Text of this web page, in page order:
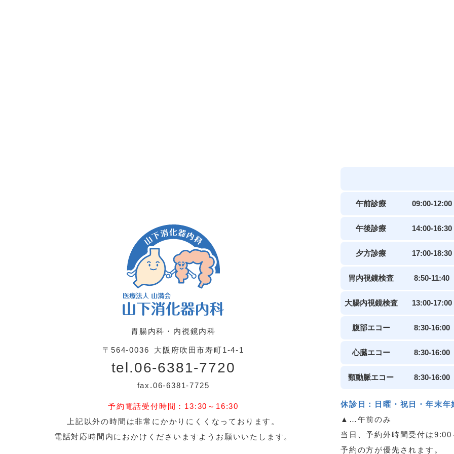
胃腸内科・内視鏡内科
〒564-0036 大阪府吹田市寿町1-4-1
tel.06-6381-7720
fax.06-6381-7725
予約電話受付時間：13:30～16:30
上記以外の時間は非常にかかりにくくなっております。
電話対応時間内におかけくださいますようお願いいたします。
午前診療 09:00-12:00
午後診療 14:00-16:30
夕方診療 17:00-18:30
胃内視鏡検査 8:50-11:40
大腸内視鏡検査 13:00-17:00
腹部エコー 8:30-16:00
心臓エコー 8:30-16:00
頸動脈エコー 8:30-16:00
休診日：日曜・祝日・年末年
▲…午前のみ
当日、予約外時間受付は9:00
予約の方が優先されます。